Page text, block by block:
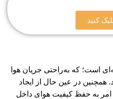
کنید
است؛ که به‌راحتی جریان هوا
همچنین در عین حال از ایجاد
امر به حفظ کیفیت هوای داخل